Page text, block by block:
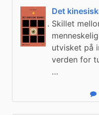
Det
Skillet
utvisket på
verden for
…